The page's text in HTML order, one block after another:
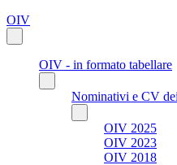
OIV
OIV - in formato tabellare
Nominativi e CV
OIV 2025
OIV 2023
OIV 2018